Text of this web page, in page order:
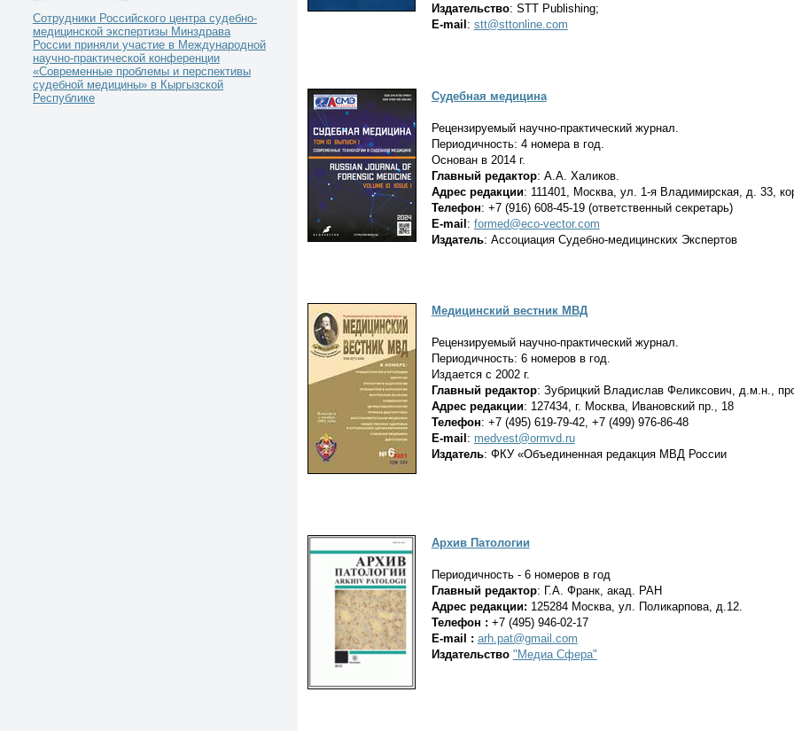
Сотрудники Российского центра судебно-
медицинской экспертизы Минздрава
России приняли участие в Международной
научно-практической конференции
«Современные проблемы и перспективы
судебной медицины» в Кыргызской
Республике
Издательство: STT Publishing;
E-mail : stt@sttonline.com
Судебная медицина
Рецензируемый научно-практический журнал.
Периодичность: 4 номера в год.
Основан в 2014 г.
Главный редактор: А.А. Халиков.
Адрес редакции: 111401, Москва, ул. 1-я Владимирская, д. 33,
Телефон: +7 (916) 608-45-19 (ответственный секретарь)
E-mail: formed@eco-vector.com
Издатель: Ассоциация Судебно-медицинских Экспертов
Медицинский вестник МВД
Рецензируемый научно-практический журнал.
Периодичность: 6 номеров в год.
Издается с 2002 г.
Главный редактор: Зубрицкий Владислав Феликсович, д.м.н.,
Адрес редакции: 127434, г. Москва, Ивановский пр., 18
Телефон: +7 (495) 619-79-42, +7 (499) 976-86-48
E-mail : medvest@ormvd.ru
Издатель: ФКУ «Объединенная редакция МВД России
Архив Патологии
Периодичность - 6 номеров в год
Главный редактор: Г.А. Франк, акад. РАН
Адрес редакции: 125284 Москва, ул. Поликарпова, д.12.
Телефон : +7 (495) 946-02-17
E-mail
: arh.pat@gmail.com
Издательство "Медиа Сфера"